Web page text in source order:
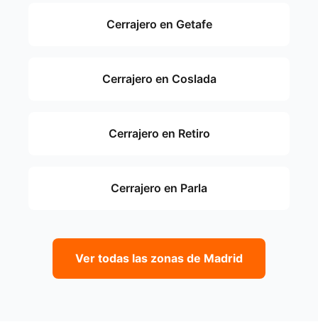
Cerrajero en Getafe
Cerrajero en Coslada
Cerrajero en Retiro
Cerrajero en Parla
Ver todas las zonas de Madrid